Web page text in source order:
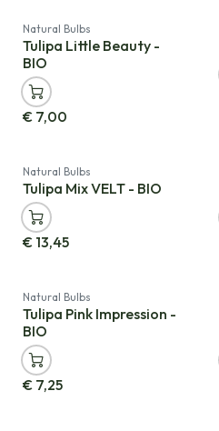
Natural Bulbs
Tulipa Little Beauty -
BIO
€ 7,00
Natural Bulbs
Tulipa Mix VELT - BIO
€ 13,45
Natural Bulbs
Tulipa Pink Impression -
BIO
€ 7,25